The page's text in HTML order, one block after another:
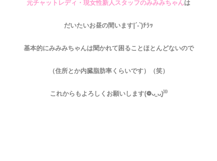
元チャットレディ・現女性新人スタッフのみみみちゃんは
だいたいお昼の間います|´-`)ﾁﾗｯ
基本的にみみみちゃんは聞かれて困ることほとんどないので
（住所とか内臓脂肪率くらいです）（笑）
これからもよろしくお願いします(❁ᴗ͈ˬᴗ͈)⁾⁾⁾